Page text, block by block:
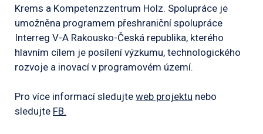
Krems a Kompetenzzentrum Holz. Spolupráce je
umožněna programem přeshraniční spolupráce
Interreg V-A Rakousko-Česká republika, kterého
hlavním cílem je posílení výzkumu, technologického
rozvoje a inovací v programovém území.
Pro více informací sledujte web projektu nebo
sledujte FB.